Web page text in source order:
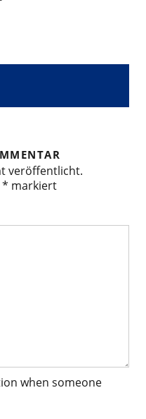
veröffentlicht.
* markiert
when someone